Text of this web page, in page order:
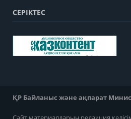
СЕРІКТЕС
ҚР Байланыс және ақпарат